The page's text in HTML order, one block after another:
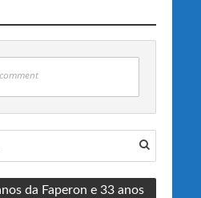
da Faperon e 33 anos